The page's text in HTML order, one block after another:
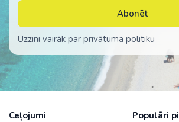
Abonēt
Uzzini vairāk par privātuma politiku
Ceļojumi
Populāri